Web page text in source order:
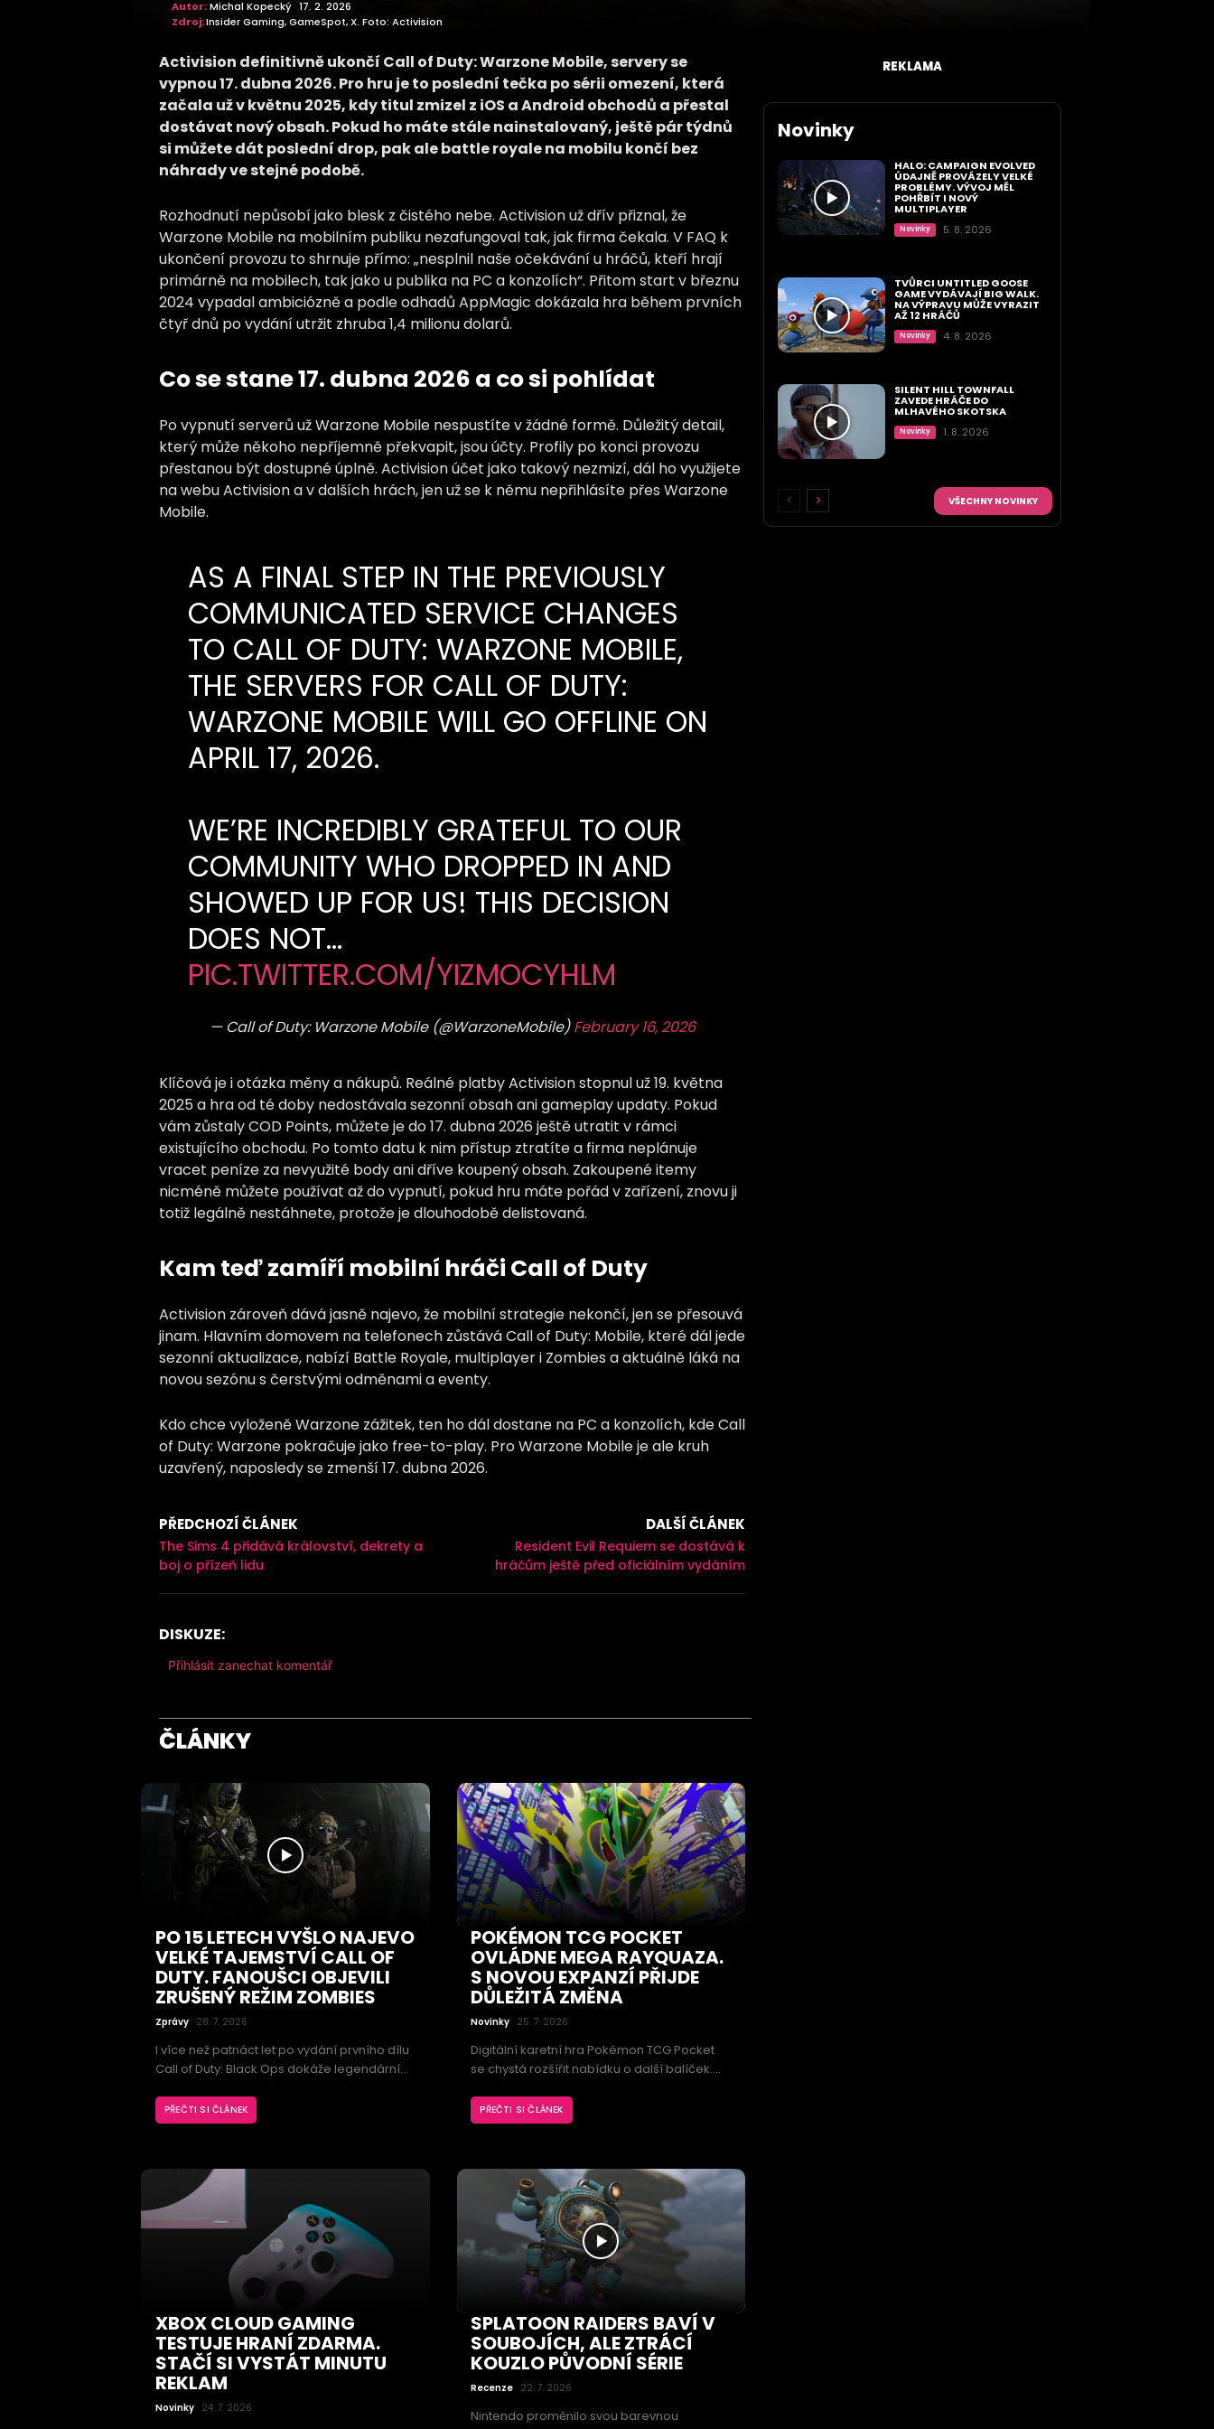
Autor:Michal Kopecký 17. 2. 2026
Zdroj:Insider Gaming, GameSpot, X. Foto: Activision
Activision definitivně ukončí Call of Duty: Warzone Mobile, servery se
vypnou 17. dubna 2026. Pro hru je to poslední tečka po sérii omezení, která
začala už v květnu 2025, kdy titul zmizel z iOS a Android obchodů a přestal
dostávat nový obsah. Pokud ho máte stále nainstalovaný, ještě pár týdnů
si můžete dát poslední drop, pak ale battle royale na mobilu končí bez
náhrady ve stejné podobě.
Rozhodnutí nepůsobí jako blesk z čistého nebe. Activision už dřív přiznal, že
Warzone Mobile na mobilním publiku nezafungoval tak, jak firma čekala. V FAQ k
ukončení provozu to shrnuje přímo: „nesplnil naše očekávání u hráčů, kteří hrají
primárně na mobilech, tak jako u publika na PC a konzolích“. Přitom start v březnu
2024 vypadal ambiciózně a podle odhadů AppMagic dokázala hra během prvních
čtyř dnů po vydání utržit zhruba 1,4 milionu dolarů.
Co se stane 17. dubna 2026 a co si pohlídat
Po vypnutí serverů už Warzone Mobile nespustíte v žádné formě. Důležitý detail,
který může někoho nepříjemně překvapit, jsou účty. Profily po konci provozu
přestanou být dostupné úplně. Activision účet jako takový nezmizí, dál ho využijete
na webu Activision a v dalších hrách, jen už se k němu nepřihlásíte přes Warzone
Mobile.
AS A FINAL STEP IN THE PREVIOUSLY
COMMUNICATED SERVICE CHANGES
TO CALL OF DUTY: WARZONE MOBILE,
THE SERVERS FOR CALL OF DUTY:
WARZONE MOBILE WILL GO OFFLINE ON
APRIL 17, 2026.
WE’RE INCREDIBLY GRATEFUL TO OUR
COMMUNITY WHO DROPPED IN AND
SHOWED UP FOR US! THIS DECISION
DOES NOT…
PIC.TWITTER.COM/YIZMOCYHLM
— Call of Duty: Warzone Mobile (@WarzoneMobile)February 16, 2026
Klíčová je i otázka měny a nákupů. Reálné platby Activision stopnul už 19. května
2025 a hra od té doby nedostávala sezonní obsah ani gameplay updaty. Pokud
vám zůstaly COD Points, můžete je do 17. dubna 2026 ještě utratit v rámci
existujícího obchodu. Po tomto datu k nim přístup ztratíte a firma neplánuje
vracet peníze za nevyužité body ani dříve koupený obsah. Zakoupené itemy
nicméně můžete používat až do vypnutí, pokud hru máte pořád v zařízení, znovu ji
totiž legálně nestáhnete, protože je dlouhodobě delistovaná.
Kam teď zamíří mobilní hráči Call of Duty
Activision zároveň dává jasně najevo, že mobilní strategie nekončí, jen se přesouvá
jinam. Hlavním domovem na telefonech zůstává Call of Duty: Mobile, které dál jede
sezonní aktualizace, nabízí Battle Royale, multiplayer i Zombies a aktuálně láká na
novou sezónu s čerstvými odměnami a eventy.
Kdo chce vyloženě Warzone zážitek, ten ho dál dostane na PC a konzolích, kde Call
of Duty: Warzone pokračuje jako free-to-play. Pro Warzone Mobile je ale kruh
uzavřený, naposledy se zmenší 17. dubna 2026.
PŘEDCHOZÍ ČLÁNEK
The Sims 4 přidává království, dekrety a
boj o přízeň lidu
DALŠÍ ČLÁNEK
Resident Evil Requiem se dostává k
hráčům ještě před oficiálním vydáním
DISKUZE:
Přihlásit zanechat komentář
ČLÁNKY
PO 15 LETECH VYŠLO NAJEVO
VELKÉ TAJEMSTVÍ CALL OF
DUTY. FANOUŠCI OBJEVILI
ZRUŠENÝ REŽIM ZOMBIES
Zprávy 28. 7. 2026
I více než patnáct let po vydání prvního dílu
Call of Duty: Black Ops dokáže legendární
dosud neznámý herní režim Zombies, který
se do finální verze nikdy nedostal. Nehotový
pojetím boje proti nemrtvým.
PŘEČTI SI ČLÁNEK
POKÉMON TCG POCKET
OVLÁDNE MEGA RAYQUAZA.
S NOVOU EXPANZÍ PŘIJDE
DŮLEŽITÁ ZMĚNA
Novinky 25. 7. 2026
Digitální karetní hra Pokémon TCG Pocket
se chystá rozšířit nabídku o další balíček.
Rayquaza, vedle nových karet však přinese
také změny, které ovlivní otevírání balíčků a
PŘEČTI SI ČLÁNEK
XBOX CLOUD GAMING
TESTUJE HRANÍ ZDARMA.
STAČÍ SI VYSTÁT MINUTU
REKLAM
Novinky 24. 7. 2026
SPLATOON RAIDERS BAVÍ V
SOUBOJÍCH, ALE ZTRÁCÍ
KOUZLO PŮVODNÍ SÉRIE
Recenze 22. 7. 2026
Nintendo proměnilo svou barevnou
REKLAMA
Novinky
HALO: CAMPAIGN EVOLVED
ÚDAJNĚ PROVÁZELY VELKÉ
PROBLÉMY. VÝVOJ MĚL
POHŘBÍT I NOVÝ
MULTIPLAYER
Novinky 5. 8. 2026
TVŮRCI UNTITLED GOOSE
GAME VYDÁVAJÍ BIG WALK.
NA VÝPRAVU MŮŽE VYRAZIT
AŽ 12 HRÁČŮ
Novinky 4. 8. 2026
SILENT HILL TOWNFALL
ZAVEDE HRÁČE DO
MLHAVÉHO SKOTSKA
Novinky 1. 8. 2026
VŠECHNY NOVINKY